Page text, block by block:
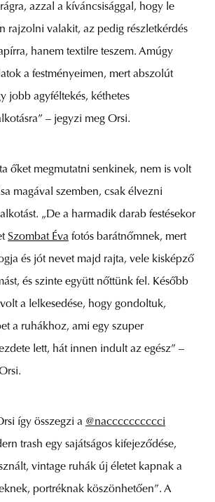
azzal a kíváncsisággal, hogy le
rajzolni valakit, az pedig részletkérdés
hanem textilre teszem. Amúgy
a festményeimen, mert abszolút
jobb agyféltekés, kéthetes
– jegyzi meg Orsi.
őket megmutatni senkinek, nem is volt
magával szemben, csak élvezni
„De a harmadik darab festésekor
Szombat Éva fotós barátnőmnek, mert
és jót nevet majd rajta, vele kisképző
és szinte együtt nőttünk fel. Később
a lelkesedése, hogy gondoltuk,
a ruhákhoz, ami egy szuper
lett, hát innen indult az egész” –
így összegzi a @nacccccccccci
trash egy sajátságos kifejeződése,
vintage ruhák új életet kapnak a
portréknak köszönhetően”. A